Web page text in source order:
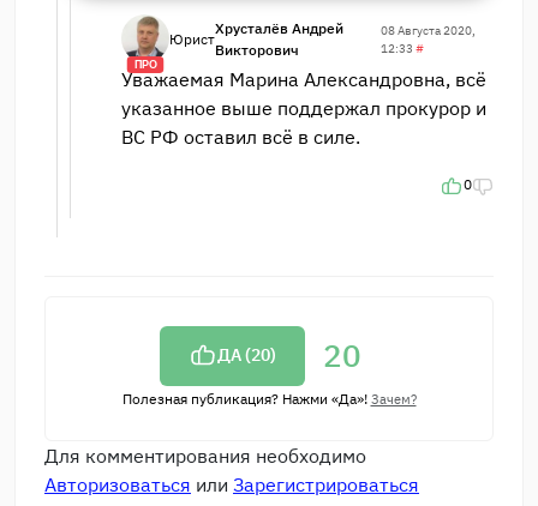
ПРО
Юрист
Хрусталёв Андрей
Викторович
08 Августа 2020,
12:33 #
Уважаемая Марина Александровна, всё
указанное выше поддержал прокурор и
ВС РФ оставил всё в силе.
0
ДА (20) 20
Полезная публикация? Нажми «Да»! Зачем?
Для комментирования необходимо
Авторизоваться или Зарегистрироваться